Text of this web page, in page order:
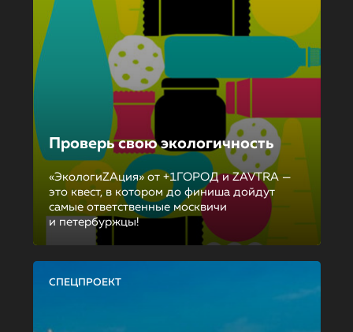
Проверь свою экологичность
«ЭкологиZAция» от +1ГОРОД и ZAVTRA —
это квест, в котором до финиша дойдут
самые ответственные москвичи
и петербуржцы!
СПЕЦПРОЕКТ